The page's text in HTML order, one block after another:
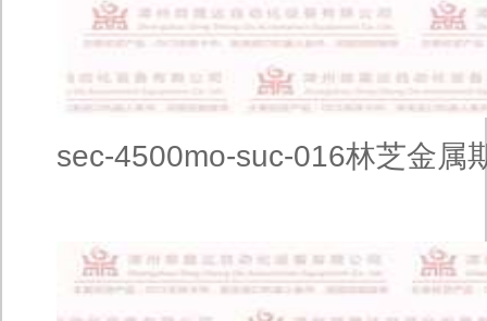
sec-4500mo-suc-016林芝金属